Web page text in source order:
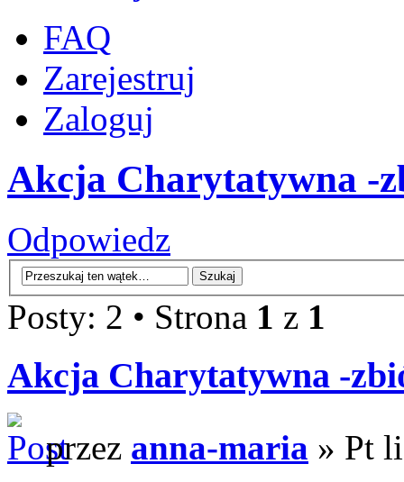
FAQ
Zarejestruj
Zaloguj
Akcja Charytatywna -
Odpowiedz
Posty: 2 • Strona 1 z 1
Akcja Charytatywna -
przez anna-maria » Pt